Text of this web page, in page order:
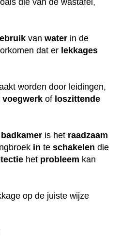
van water in de
dat er lekkages
worden door leidingen,
voegwerk of loszittende
badkamer is het raadzaam
in te schakelen die
het probleem kan
op de juiste wijze